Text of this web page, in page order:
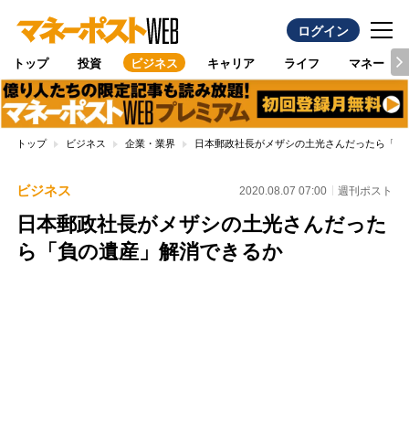
ログイン
トップ 投資 ビジネス キャリア ライフ マネー
トップ ビジネス 企業・業界 日本郵政社長がメザシの土光さんだったら「
ビジネス 2020.08.07 07:00 週刊ポスト
日本郵政社長がメザシの土光さんだった
ら「負の遺産」解消できるか